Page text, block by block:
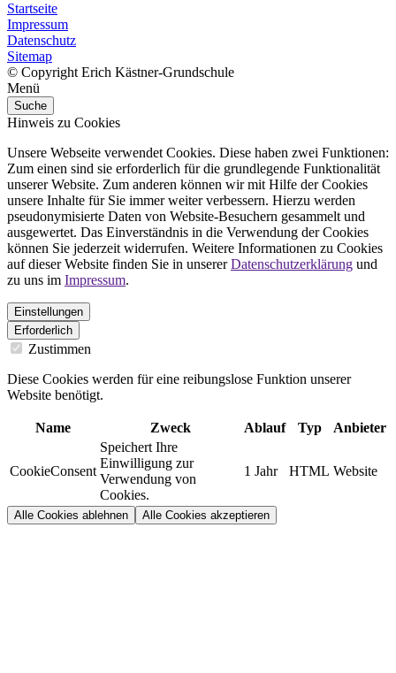
Startseite
Impressum
Datenschutz
Sitemap
© Copyright Erich Kästner-Grundschule
Menü
Suche
Hinweis zu Cookies
Unsere Webseite verwendet Cookies. Diese haben zwei Funktionen:
Zum einen sind sie erforderlich für die grundlegende Funktionalität
unserer Website. Zum anderen können wir mit Hilfe der Cookies
unsere Inhalte für Sie immer weiter verbessern. Hierzu werden
pseudonymisierte Daten von Website-Besuchern gesammelt und
ausgewertet. Das Einverständnis in die Verwendung der Cookies
können Sie jederzeit widerrufen. Weitere Informationen zu Cookies
auf dieser Website finden Sie in unsererDatenschutzerklärung und
zu uns im Impressum.
Einstellungen
Erforderlich
Zustimmen
Diese Cookies werden für eine reibungslose Funktion unserer
Website benötigt.
Name Zweck Ablauf Typ Anbieter
CookieConsent
Speichert Ihre
Einwilligung zur
Verwendung von
Cookies.
1 Jahr HTML Website
Alle Cookies ablehnen Alle Cookies akzeptieren